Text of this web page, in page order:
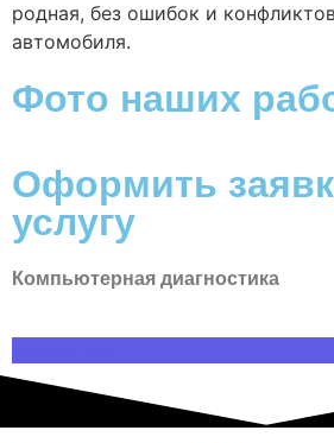
родная, без ошибок и
автомобиля.
Фото наших
Оформить
услугу
Компьютерная диагностика